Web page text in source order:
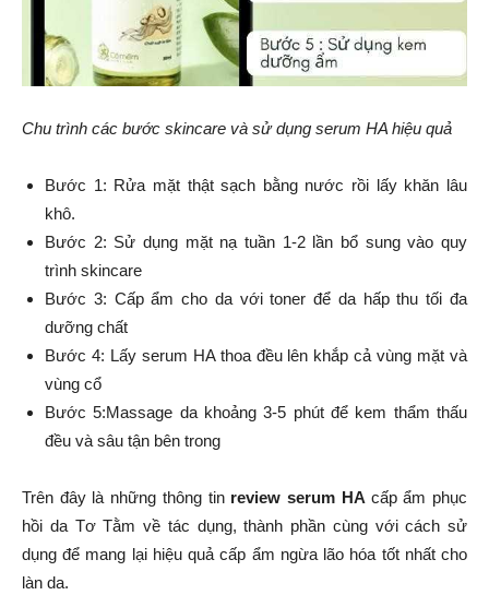
Chu trình các bước skincare và sử dụng serum HA hiệu quả
Bước 1: Rửa mặt thật sạch bằng nước rồi lấy khăn lâu
khô.
Bước 2: Sử dụng mặt nạ tuần 1-2 lần bổ sung vào quy
trình skincare
Bước 3: Cấp ẩm cho da với toner để da hấp thu tối đa
dưỡng chất
Bước 4: Lấy serum HA thoa đều lên khắp cả vùng mặt và
vùng cổ
Bước 5:Massage da khoảng 3-5 phút để kem thẩm thấu
đều và sâu tận bên trong
Trên đây là những thông tin review serum HA cấp ẩm phục
hồi da Tơ Tằm về tác dụng, thành phần cùng với cách sử
dụng để mang lại hiệu quả cấp ẩm ngừa lão hóa tốt nhất cho
làn da.